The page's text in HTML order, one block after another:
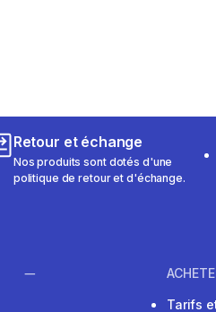
Retour et échange
Nos produits sont dotés d'une
politique de retour et d'échange.
Tarifs